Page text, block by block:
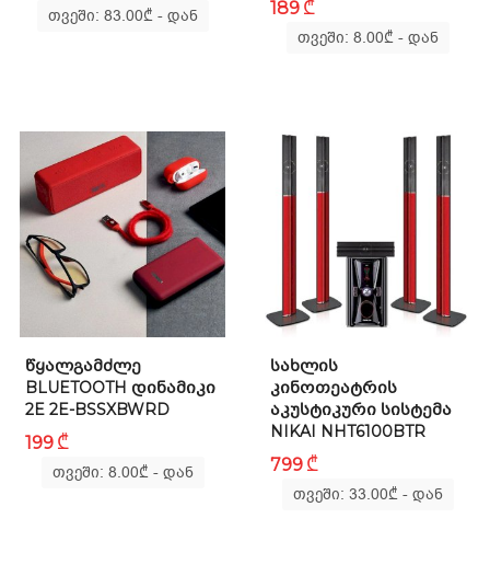
თვეში: 83.00₾- დან 189 ₾
თვეში: 8.00₾- დან
ᲬᲧᲐᲚᲒᲐᲛᲫᲚᲔ
BLUETOOTH ᲓᲘᲜᲐᲛᲘᲙᲘ
2E 2E-BSSXBWRD
199 ₾
თვეში: 8.00₾- დან
ᲡᲐᲮᲚᲘᲡ
ᲙᲘᲜᲝᲗᲔᲐᲢᲠᲘᲡ
ᲐᲙᲣᲡᲢᲘᲙᲣᲠᲘ ᲡᲘᲡᲢᲔᲛᲐ
NIKAI NHT6100BTR
799 ₾
თვეში: 33.00₾- დან